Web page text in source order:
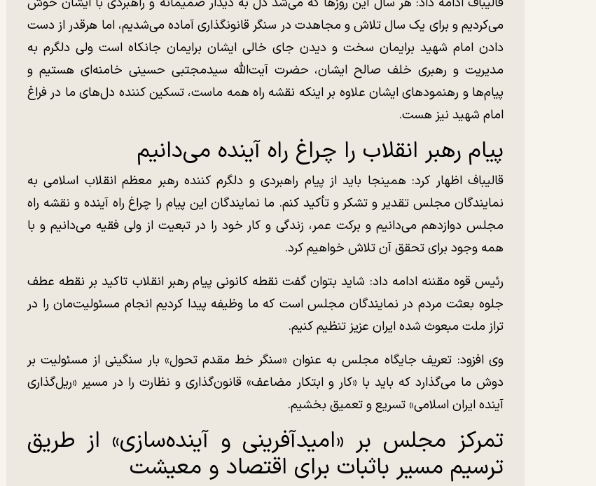
می‌کردیم و برای یک سال تلاش و مجاهدت در سنگر قانونگذاری آماده می‌شدیم، اما هرقدر از دست
دادن امام شهید برایمان سخت و دیدن جای خالی ایشان برایمان جانکاه است ولی دلگرم به
مدیریت و رهبری خلف صالح ایشان، حضرت آیت‌الله سیدمجتبی حسینی خامنه‌ای هستیم و
پیام‌ها و رهنمود‌های ایشان علاوه بر اینکه نقشه راه همه ماست، تسکین کننده دل‌های ما در فراغ
امام شهید نیز هست.
پیام رهبر انقلاب را چراغ راه آینده می‌دانیم
قالیباف اظهار کرد: همینجا باید از پیام راهبردی و دلگرم کننده رهبر معظم انقلاب اسلامی به
نمایندگان مجلس تقدیر و تشکر و تأکید کنم. ما نمایندگان این پیام را چراغ راه آینده و نقشه راه
مجلس دوازدهم می‌دانیم و برکت عمر، زندگی و کار خود را در تبعیت از ولی فقیه می‌دانیم و با
همه وجود برای تحقق آن تلاش خواهیم کرد.
رئیس قوه مقننه ادامه داد: شاید بتوان گفت نقطه کانونی پیام رهبر انقلاب تاکید بر نقطه عطف
جلوه بعثت مردم در نمایندگان مجلس است که ما وظیفه پیدا کردیم انجام مسئولیت‌مان را در
تراز ملت مبعوث شده ایران عزیز تنظیم کنیم.
وی افزود: تعریف جایگاه مجلس به عنوان «سنگر خط مقدم تحول» بار سنگینی از مسئولیت بر
دوش ما می‌گذارد که باید با «کار و ابتکار مضاعف» قانون‌گذاری و نظارت را در مسیر «ریل‌گذاری
آینده ایران اسلامی» تسریع و تعمیق بخشیم.
تمرکز مجلس بر «امیدآفرینی و آینده‌سازی» از طریق
ترسیم مسیر باثبات برای اقتصاد و معیشت